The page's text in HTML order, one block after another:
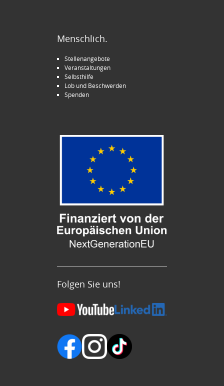
Menschlich.
Stellenangebote
Veranstaltungen
Selbsthilfe
Lob und Beschwerden
Spenden
Folgen Sie uns!